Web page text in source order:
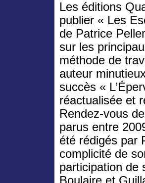
Les éditions
publier « Les
de Patrice
sur les
méthode de
auteur
succès «
réactualisée et
Rendez-vous
parus entre
été rédigés par
complicité de
participation de